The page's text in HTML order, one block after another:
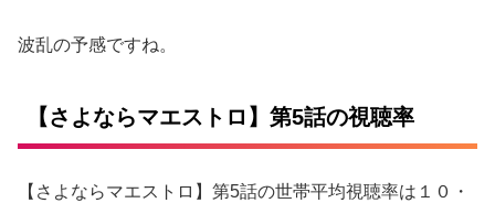
波乱の予感ですね。
【さよならマエストロ】第5話の視聴率
【さよならマエストロ】第5話の世帯平均視聴率は１０・